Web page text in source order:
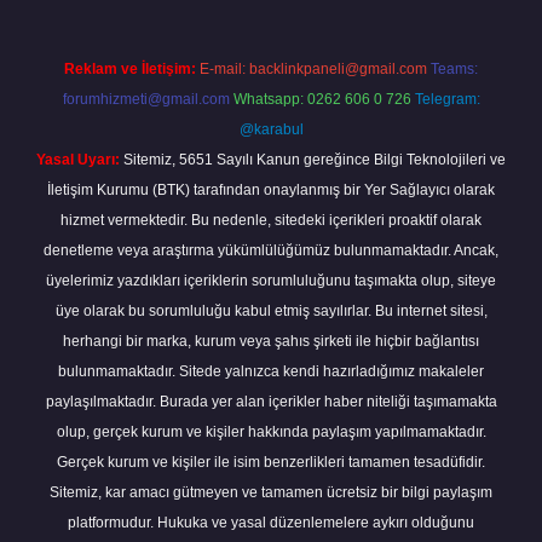
Reklam ve İletişim: E-mail: backlinkpaneli@gmail.com Teams:
forumhizmeti@gmail.com Whatsapp: 0262 606 0 726 Telegram:
@karabul
Yasal Uyarı: Sitemiz, 5651 Sayılı Kanun gereğince Bilgi Teknolojileri ve
İletişim Kurumu (BTK) tarafından onaylanmış bir Yer Sağlayıcı olarak
hizmet vermektedir. Bu nedenle, sitedeki içerikleri proaktif olarak
denetleme veya araştırma yükümlülüğümüz bulunmamaktadır. Ancak,
üyelerimiz yazdıkları içeriklerin sorumluluğunu taşımakta olup, siteye
üye olarak bu sorumluluğu kabul etmiş sayılırlar. Bu internet sitesi,
herhangi bir marka, kurum veya şahıs şirketi ile hiçbir bağlantısı
bulunmamaktadır. Sitede yalnızca kendi hazırladığımız makaleler
paylaşılmaktadır. Burada yer alan içerikler haber niteliği taşımamakta
olup, gerçek kurum ve kişiler hakkında paylaşım yapılmamaktadır.
Gerçek kurum ve kişiler ile isim benzerlikleri tamamen tesadüfidir.
Sitemiz, kar amacı gütmeyen ve tamamen ücretsiz bir bilgi paylaşım
platformudur. Hukuka ve yasal düzenlemelere aykırı olduğunu